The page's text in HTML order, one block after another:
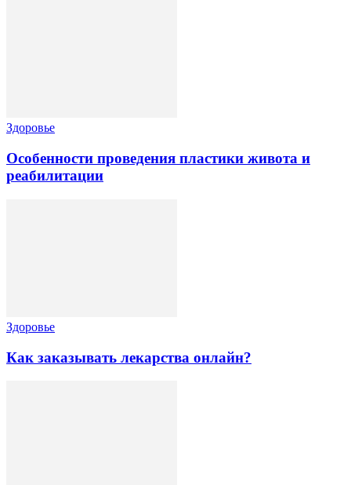
Здоровье
Особенности проведения пластики живота и
реабилитации
Здоровье
Как заказывать лекарства онлайн?